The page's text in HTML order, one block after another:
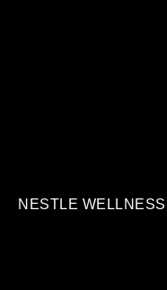
NESTLE WELLNESS